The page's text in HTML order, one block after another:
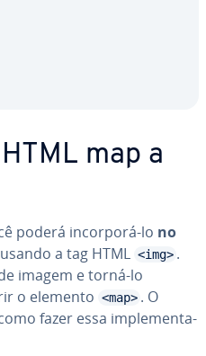
map a
poderá incorporá-lo no
usando a tag HTML <img> .
imagem e torná-lo
o elemento <map> . O
fazer essa im­ple­men­ta­